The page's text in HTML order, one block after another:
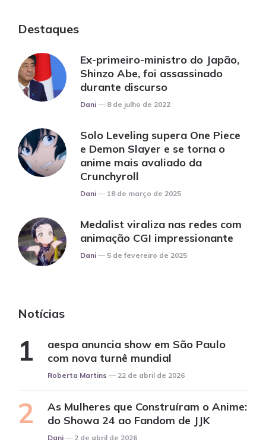
Destaques
Ex-primeiro-ministro do Japão,
Shinzo Abe, foi assassinado
durante discurso
Posted
Dani 8 de julho de 2022
Solo Leveling supera One Piece
e Demon Slayer e se torna o
anime mais avaliado da
Crunchyroll
Posted
Dani 18 de março de 2025
Medalist viraliza nas redes com
animação CGI impressionante
Posted
Dani 5 de fevereiro de 2025
Notícias
aespa anuncia show em São Paulo
com nova turnê mundial
Posted
Roberta Martins 22 de abril de 2026
As Mulheres que Construíram o Anime:
do Showa 24 ao Fandom de JJK
Posted
Dani 2 de abril de 2026